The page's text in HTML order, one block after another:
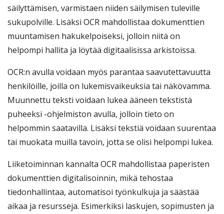
säilyttämisen, varmistaen niiden säilymisen tuleville
sukupolville. Lisäksi OCR mahdollistaa dokumenttien
muuntamisen hakukelpoiseksi, jolloin niitä on
helpompi hallita ja löytää digitaalisissa arkistoissa.
OCR:n avulla voidaan myös parantaa saavutettavuutta
henkilöille, joilla on lukemisvaikeuksia tai näkövamma.
Muunnettu teksti voidaan lukea ääneen tekstistä
puheeksi -ohjelmiston avulla, jolloin tieto on
helpommin saatavilla. Lisäksi tekstiä voidaan suurentaa
tai muokata muilla tavoin, jotta se olisi helpompi lukea.
Liiketoiminnan kannalta OCR mahdollistaa paperisten
dokumenttien digitalisoinnin, mikä tehostaa
tiedonhallintaa, automatisoi työnkulkuja ja säästää
aikaa ja resursseja. Esimerkiksi laskujen, sopimusten ja